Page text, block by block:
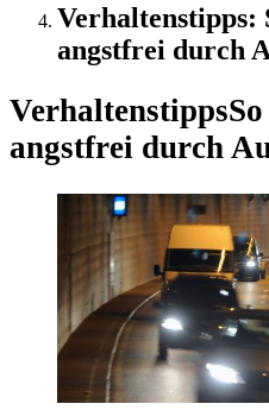
Verhaltenstipps:
angstfrei durch
Verhaltenstipps
angstfrei durch